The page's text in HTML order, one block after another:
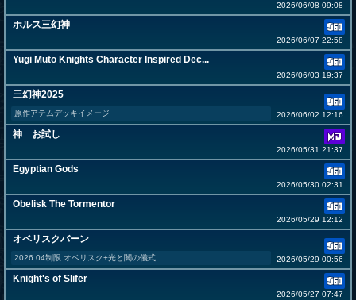
2026/06/08 09:08
ホルス三幻神
2026/06/07 22:58
Yugi Muto Knights Character Inspired Dec...
2026/06/03 19:37
三幻神2025
原作アテムデッキイメージ 2026/06/02 12:16
神 お試し
2026/05/31 21:37
Egyptian Gods
2026/05/30 02:31
Obelisk The Tormentor
2026/05/29 12:12
オベリスクバーン
2026.04制限 オベリスク+光と闇の儀式 2026/05/29 00:56
Knight's of Slifer
2026/05/27 07:47